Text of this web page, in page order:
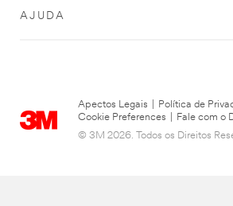
AJUDA
Apectos Legais Política de
Cookie Preferences
Fale com o
© 3M 2026. Todos os Direitos